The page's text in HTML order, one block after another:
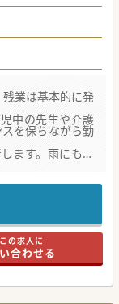
業は基本的に発
中の先生や介護
を保ちながら勤
ます。雨にも濡
通いやすさ」に
す。
なっています。
で安定の経営の
。
この求人に
合わせる